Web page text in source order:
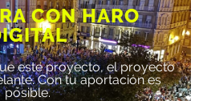
CON HARO
este proyecto, el proyecto
Con tu aportación es
posible.